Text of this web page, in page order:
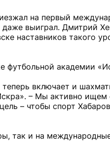
на первый
выиграл. Дмитрий
наставников такого
футбольной академии
включает и
– Мы активно ищем
– чтобы спорт
так и на